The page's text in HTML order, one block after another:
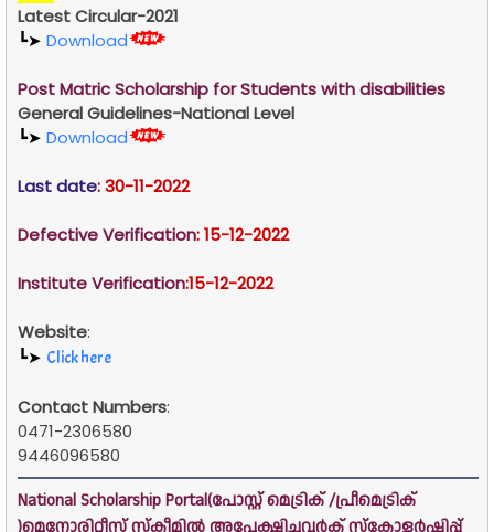
Latest Circular-2021
┗➤ Download
Post Matric Scholarship for Students with disabilities
General Guidelines-National Level
┗➤ Download
Last date: 30-11-2022
Defective Verification: 15-12-2022
Institute Verification:15-12-2022
Website:
┗➤ Click here
Contact Numbers:
0471-2306580
9446096580
National Scholarship Portal(പോസ്റ്റ് മെട്രിക് /പ്രീമെട്രിക്
)മെനോരിറ്റീസ് സ്കീമിൽ അപേക്ഷിച്ചവർക് സ്കോളർഷിപ്പ്